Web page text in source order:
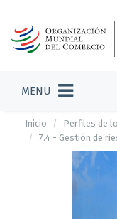
MENU
Inicio Perfiles de
7.4 - Gestión de